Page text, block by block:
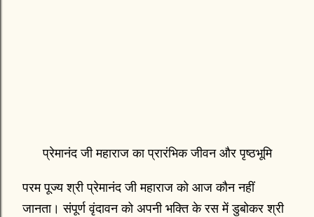
प्रेमानंद जी महाराज का प्रारंभिक जीवन और पृष्ठभूमि
परम पूज्य श्री प्रेमानंद जी महाराज को आज कौन नहीं
जानता। संपूर्ण वृंदावन को अपनी भक्ति के रस में डुबोकर श्री